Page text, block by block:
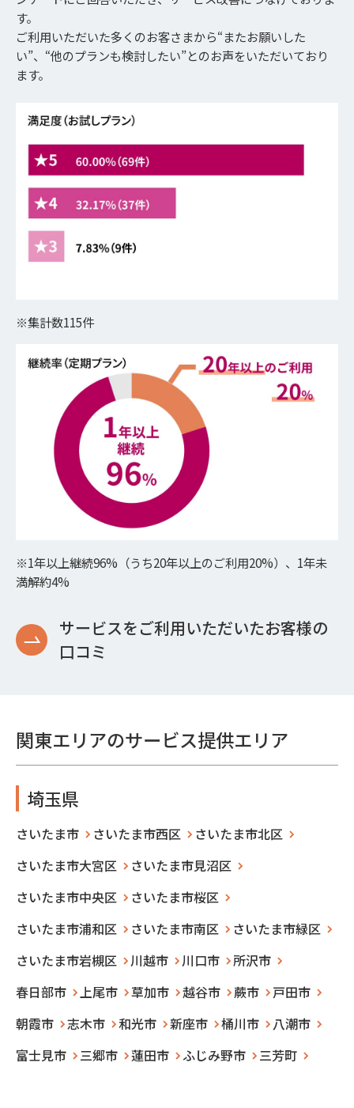
す。
ご利用いただいた多くのお客さまから“またお願いした
い”、“他のプランも検討したい”とのお声をいただいており
ます。
※集計数115件
※1年以上継続96%（うち20年以上のご利用20%）、1年未
満解約4%
サービスをご利用いただいたお客様の
口コミ
関東エリアのサービス提供エリア
埼玉県
さいたま市 さいたま市西区
さいたま市北区
さいたま市大宮区
さいたま市見沼区
さいたま市中央区
さいたま市桜区
さいたま市浦和区
さいたま市南区
さいたま市緑区
さいたま市岩槻区
川越市 川口市
所沢市
春日部市
上尾市 草加市 越谷市 蕨市
戸田市
朝霞市
志木市 和光市 新座市 桶川市
八潮市
富士見市
三郷市 蓮田市 ふじみ野市 三芳町